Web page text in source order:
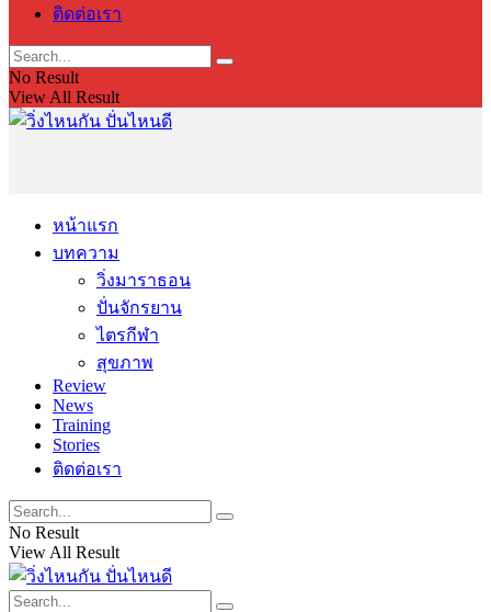
ติดต่อเรา
No Result
View All Result
หน้าแรก
บทความ
วิ่งมาราธอน
ปั่นจักรยาน
ไตรกีฬา
สุขภาพ
Review
News
Training
Stories
ติดต่อเรา
No Result
View All Result